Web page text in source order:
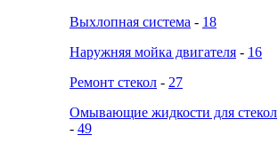
Выхлопная система - 18
Наружняя мойка двигателя - 16
Ремонт стекол - 27
Омывающие жидкости для стекол
- 49